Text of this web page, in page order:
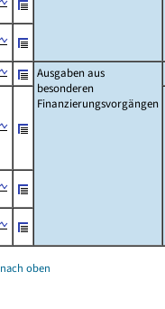
Ausgaben aus
besonderen
Finanzierungsvorgängen
nach oben